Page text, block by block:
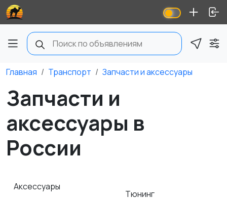
Главная Транспорт Запчасти и аксессуары
Запчасти и
аксессуары в
России
Аксессуары
Тюнинг